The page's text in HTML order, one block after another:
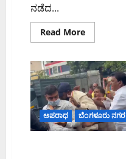
ನಡೆದ...
Read MoreRead
more
ಜಿಬಿಎ
ಅಧಿಕಾರಿಗಳ
ಮೇಲಿನ
ಹಲ್ಲೆ
ಪ್ರಕರಣ:
ಪ್ರಮುಖ
ಆರೋಪಿ
ಬಸವರಾಜ್
ಪಡುಕೋಟೆ
ಅಪರಾಧ ಬೆಂಗಳೂರು ನಗರ